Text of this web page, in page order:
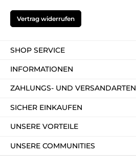
Vertrag widerrufen
SHOP SERVICE
INFORMATIONEN
ZAHLUNGS- UND VERSANDARTEN
SICHER EINKAUFEN
UNSERE VORTEILE
UNSERE COMMUNITIES